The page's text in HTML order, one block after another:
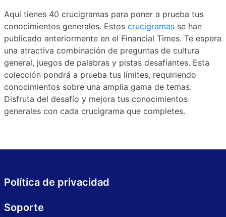
Aquí tienes 40 crucigramas para poner a prueba tus
conocimientos generales. Estos crucigramas se han
publicado anteriormente en el Financial Times. Te espera
una atractiva combinación de preguntas de cultura
general, juegos de palabras y pistas desafiantes. Esta
colección pondrá a prueba tus límites, requiriendo
conocimientos sobre una amplia gama de temas.
Disfruta del desafío y mejora tus conocimientos
generales con cada crucigrama que completes.
Política de privacidad
Soporte